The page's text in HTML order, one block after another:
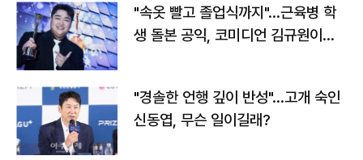
"속옷 빨고 졸업식까지"…근육병 학
생 돌본 공익, 코미디언 김규원이었
"경솔한 언행 깊이 반성"…고개 숙인
신동엽, 무슨 일이길래?